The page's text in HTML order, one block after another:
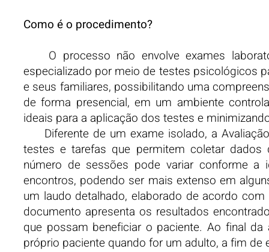
Como é o procedimento?
O processo não envolve exames
especializado por meio de testes psicológicos
e seus familiares, possibilitando uma
de forma presencial, em um ambiente
ideais para a aplicação dos testes e
Diferente de um exame isolado, a
testes e tarefas que permitem coletar
número de sessões pode variar conforme
encontros, podendo ser mais extenso em
um laudo detalhado, elaborado de acordo
documento apresenta os resultados
que possam beneficiar o paciente. Ao final
próprio paciente quando for um adulto, a fim